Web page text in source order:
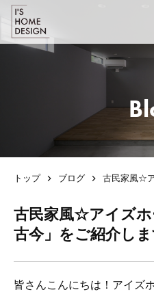
トップ ブログ 古民家風☆
古民家風☆アイズ
古今」をご紹介し
皆さんこんにちは！アイズ